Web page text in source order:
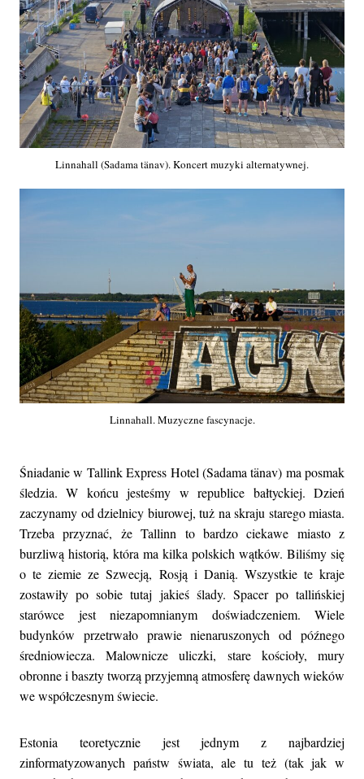
Linnahall (Sadama tänav). Koncert muzyki alternatywnej.
Linnahall. Muzyczne fascynacje.
Śniadanie w Tallink Express Hotel (Sadama tänav) ma posmak
śledzia. W końcu jesteśmy w republice bałtyckiej. Dzień
zaczynamy od dzielnicy biurowej, tuż na skraju starego miasta.
Trzeba przyznać, że Tallinn to bardzo ciekawe miasto z
burzliwą historią, która ma kilka polskich wątków. Biliśmy się
o te ziemie ze Szwecją, Rosją i Danią. Wszystkie te kraje
zostawiły po sobie tutaj jakieś ślady. Spacer po tallińskiej
starówce jest niezapomnianym doświadczeniem. Wiele
budynków przetrwało prawie nienaruszonych od późnego
średniowiecza. Malownicze uliczki, stare kościoły, mury
obronne i baszty tworzą przyjemną atmosferę dawnych wieków
we współczesnym świecie.
Estonia teoretycznie jest jednym z najbardziej
zinformatyzowanych państw świata, ale tu też (tak jak w